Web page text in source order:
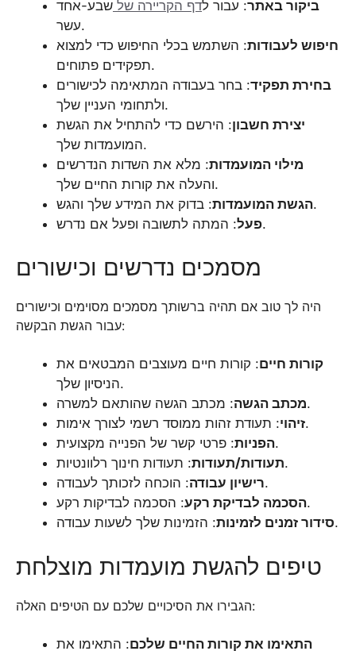
ביקור באתר: עבור לדף הקריירה של שבע-אחד
עשר.
חיפוש לעבודות: השתמש בכלי החיפוש כדי למצוא
תפקידים פתוחים.
בחירת תפקיד: בחר בעבודה המתאימה לכישורים
ולתחומי העניין שלך.
יצירת חשבון: הירשם כדי להתחיל את הגשת
המועמדות שלך.
מילוי המועמדות: מלא את השדות הנדרשים
והעלה את קורות החיים שלך.
הגשת המועמדות: בדוק את המידע שלך והגש.
פעל: המתה לתשובה ופעל אם נדרש.
מסמכים נדרשים וכישורים
היה לך טוב אם תהיה ברשותך מסמכים מסוימים וכישורים
עבור הגשת הבקשה:
קורות חיים: קורות חיים מעוצבים המבטאים את
הניסיון שלך.
מכתב הגשה: מכתב הגשה שהותאם למשרה.
זיהוי: תעודת זהות ממוסד רשמי לצורך אימות.
הפניות: פרטי קשר של הפנייה מקצועית.
תעודות/תעודות: תעודות חינוך רלוונטיות.
רישיון עבודה: הוכחה לזכותך לעבודה.
הסכמה לבדיקת רקע: הסכמה לבדיקות רקע.
סידור זמנים לזמינות: הזמינות שלך לשעות עבודה.
טיפים להגשת מועמדות מוצלחת
הגבירו את הסיכויים שלכם עם הטיפים האלה:
התאימו את קורות החיים שלכם: התאימו את